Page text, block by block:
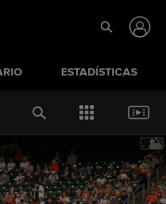
ESTADÍSTICAS